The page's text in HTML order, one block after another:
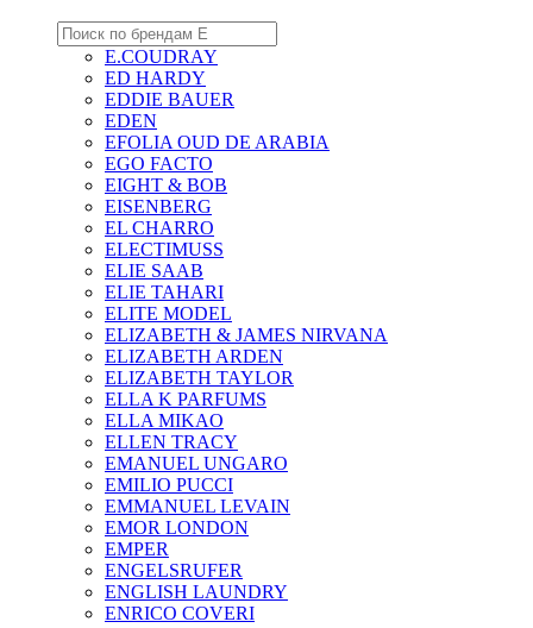
E.COUDRAY
ED HARDY
EDDIE BAUER
EDEN
EFOLIA OUD DE ARABIA
EGO FACTO
EIGHT & BOB
EISENBERG
EL CHARRO
ELECTIMUSS
ELIE SAAB
ELIE TAHARI
ELITE MODEL
ELIZABETH & JAMES NIRVANA
ELIZABETH ARDEN
ELIZABETH TAYLOR
ELLA K PARFUMS
ELLA MIKAO
ELLEN TRACY
EMANUEL UNGARO
EMILIO PUCCI
EMMANUEL LEVAIN
EMOR LONDON
EMPER
ENGELSRUFER
ENGLISH LAUNDRY
ENRICO COVERI